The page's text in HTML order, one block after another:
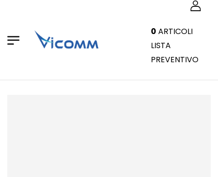
0 ARTICOLI
LISTA
PREVENTIVO